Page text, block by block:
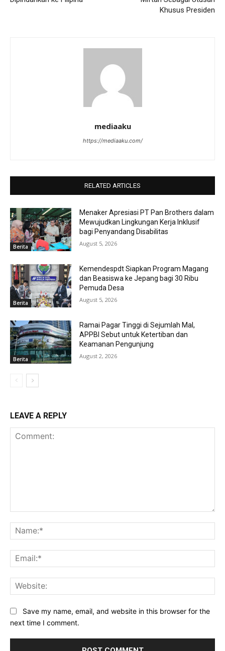
Khusus Presiden
mediaaku
https://mediaaku.com/
RELATED ARTICLES
Berita
Menaker Apresiasi PT Pan Brothers dalam
Mewujudkan Lingkungan Kerja Inklusif
bagi Penyandang Disabilitas
August 5, 2026
Berita
Kemendespdt Siapkan Program Magang
dan Beasiswa ke Jepang bagi 30 Ribu
Pemuda Desa
August 5, 2026
Berita
Ramai Pagar Tinggi di Sejumlah Mal,
APPBI Sebut untuk Ketertiban dan
Keamanan Pengunjung
August 2, 2026
LEAVE A REPLY
Save my name, email, and website in this browser for the
next time I comment.